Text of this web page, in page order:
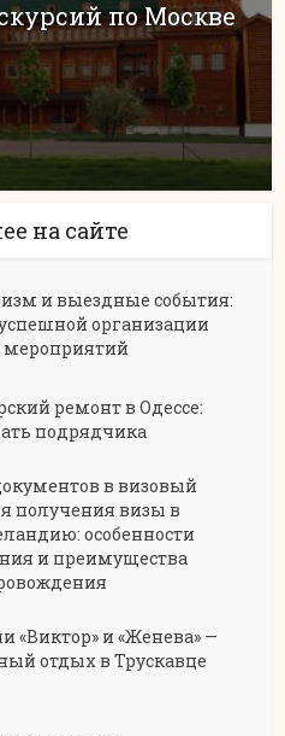
по Москве
на сайте
и выездные события:
организации
ремонт в Одессе:
подрядчика
в визовый
получения визы в
особенности
и преимущества
«Виктор» и «Женева» —
отдых в Трускавце